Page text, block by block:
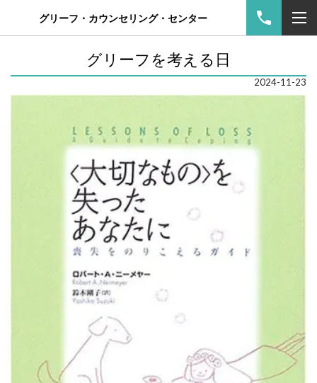
グリーフ・カウンセリング・センター
グリーフを考える日
2024-11-23